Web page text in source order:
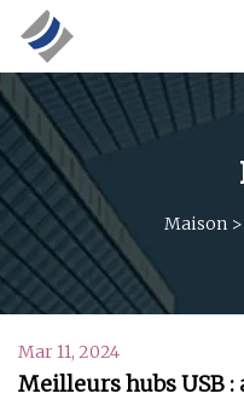
Maison >
Mar 11, 2024
Meilleurs hubs USB